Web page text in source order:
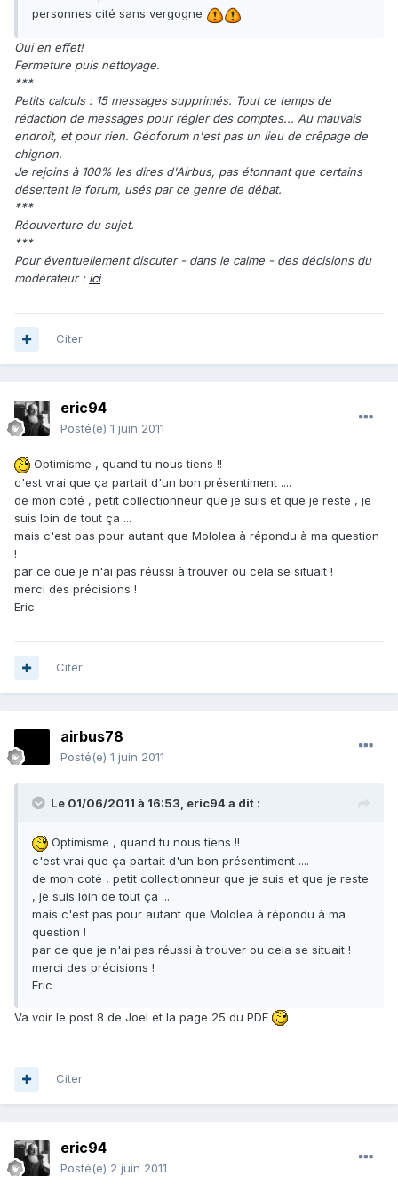
personnes cité sans vergogne
Oui en effet!
Fermeture puis nettoyage.
***
Petits calculs : 15 messages supprimés. Tout ce temps de
rédaction de messages pour régler des comptes... Au mauvais
endroit, et pour rien. Géoforum n'est pas un lieu de crêpage de
chignon.
Je rejoins à 100% les dires d'Airbus, pas étonnant que certains
désertent le forum, usés par ce genre de débat.
***
Réouverture du sujet.
***
Pour éventuellement discuter - dans le calme - des décisions du
modérateur : ici
Citer
eric94
Posté(e) 1 juin 2011
Optimisme , quand tu nous tiens !!
c'est vrai que ça partait d'un bon présentiment ....
de mon coté , petit collectionneur que je suis et que je reste , je
suis loin de tout ça ...
mais c'est pas pour autant que Mololea à répondu à ma question
!
par ce que je n'ai pas réussi à trouver ou cela se situait !
merci des précisions !
Eric
Citer
airbus78
Posté(e) 1 juin 2011
Le 01/06/2011 à 16:53, eric94 a dit :
Optimisme , quand tu nous tiens !!
c'est vrai que ça partait d'un bon présentiment ....
de mon coté , petit collectionneur que je suis et que je reste
, je suis loin de tout ça ...
mais c'est pas pour autant que Mololea à répondu à ma
question !
par ce que je n'ai pas réussi à trouver ou cela se situait !
merci des précisions !
Eric
Va voir le post 8 de Joel et la page 25 du PDF
Citer
eric94
Posté(e) 2 juin 2011